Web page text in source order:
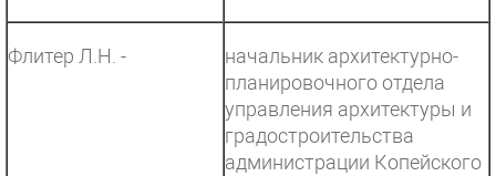
Флитер Л.Н. -
начальник архитектурно-
планировочного отдела
управления архитектуры и
градостроительства
администрации Копейского